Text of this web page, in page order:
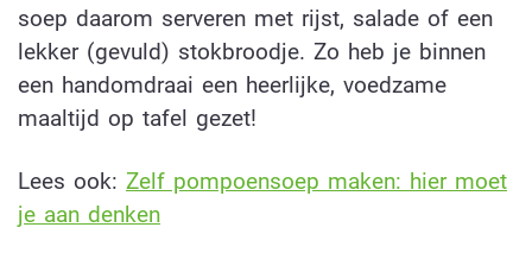
soep daarom serveren met rijst, salade of een
lekker (gevuld) stokbroodje. Zo heb je binnen
een handomdraai een heerlijke, voedzame
maaltijd op tafel gezet!
Lees ook: Zelf pompoensoep maken: hier moet
je aan denken